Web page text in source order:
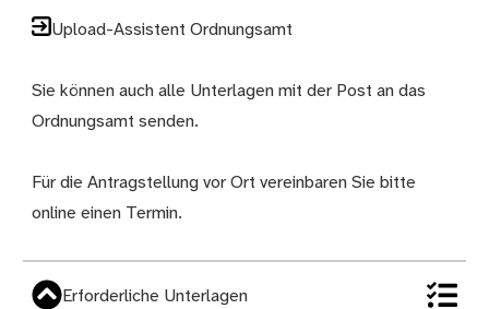
Upload-Assistent Ordnungsamt
Sie können auch alle Unterlagen mit der Post an das
Ordnungsamt senden.
Für die Antragstellung vor Ort vereinbaren Sie bitte
online einen Termin.
Erforderliche Unterlagen